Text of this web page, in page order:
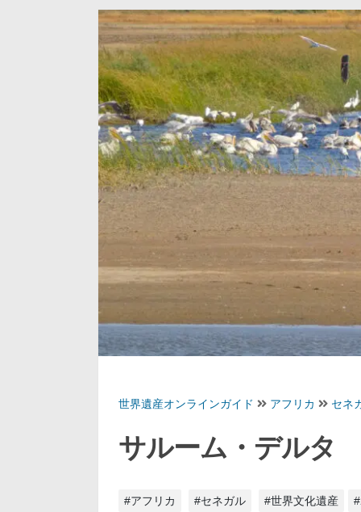
世界遺産オンラインガイド アフリカ セネ
サルーム・デルタ
#アフリカ #セネガル #世界文化遺産